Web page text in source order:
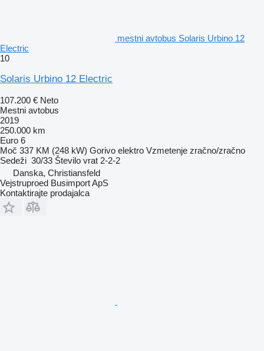
mestni avtobus Solaris Urbino 12
Electric
10
Solaris Urbino 12 Electric
107.200 € Neto
Mestni avtobus
2019
250.000 km
Euro 6
Moč 337 KM (248 kW) Gorivo elektro Vzmetenje zračno/zračno
Sedeži 30/33 Število vrat 2-2-2
Danska, Christiansfeld
Vejstruproed Busimport ApS
Kontaktirajte prodajalca